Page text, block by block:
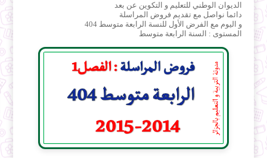
الديوان الوطني للتعليم و التكوين عن بعد
دائما نواصل مع تقديم فروض المراسلة
و اليوم مع الفرض الأول للنسة الرابعة متوسط 404
المستوى : السنة الرابعة متوسط